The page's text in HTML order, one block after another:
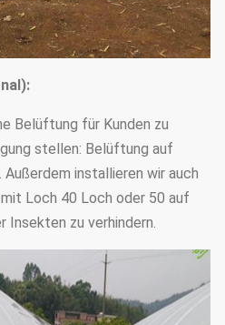
Belüftung für Kunden zu
stellen: Belüftung auf
installieren wir auch
Loch 40 Loch oder 50 auf
Insekten zu verhindern.